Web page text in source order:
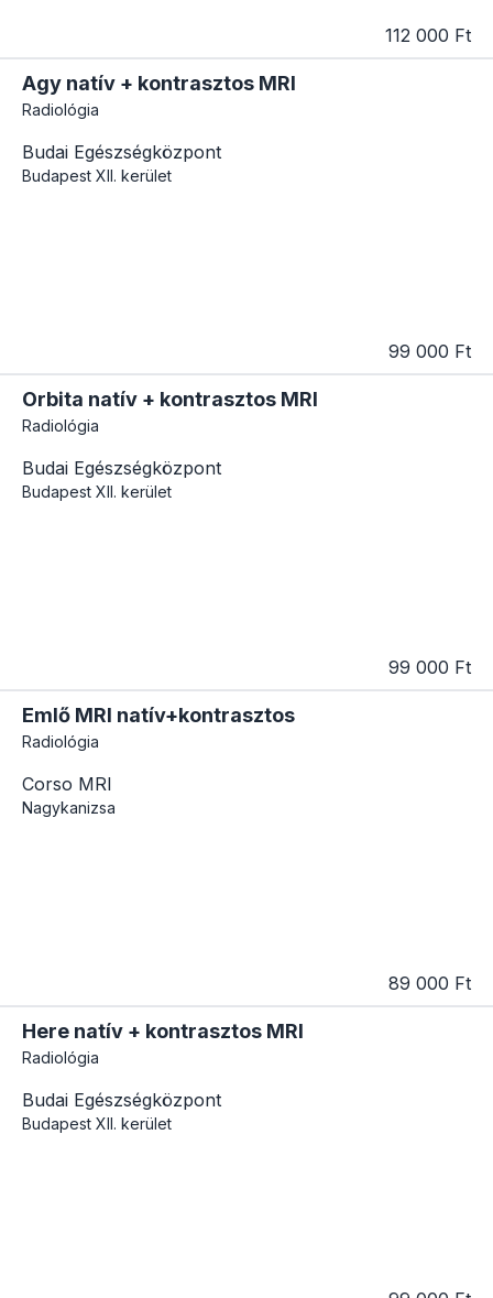
112 000 Ft
Agy natív + kontrasztos MRI
Radiológia
Budai Egészségközpont
Budapest XII. kerület
99 000 Ft
Orbita natív + kontrasztos MRI
Radiológia
Budai Egészségközpont
Budapest XII. kerület
99 000 Ft
Emlő MRI natív+kontrasztos
Radiológia
Corso MRI
Nagykanizsa
89 000 Ft
Here natív + kontrasztos MRI
Radiológia
Budai Egészségközpont
Budapest XII. kerület